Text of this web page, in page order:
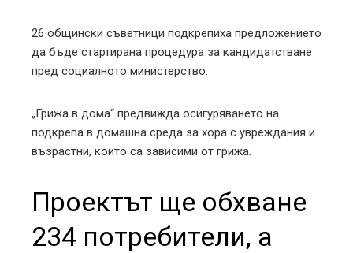
26 общински съветници подкрепиха предложението
да бъде стартирана процедура за кандидатстване
пред социалното министерство.
„Грижа в дома“ предвижда осигуряването на
подкрепа в домашна среда за хора с увреждания и
възрастни, които са зависими от грижа.
Проектът ще обхване
234 потребители, а